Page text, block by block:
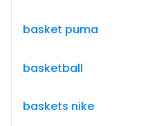
basket puma
basketball
baskets nike